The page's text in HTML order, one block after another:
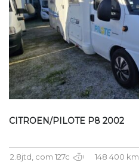
CITROEN/PILOTE P8 2002
2.8jtd, com 127c 148 400 km